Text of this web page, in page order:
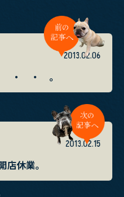
2013.02.06
・ ・ 。
2013.02.15
店休業。